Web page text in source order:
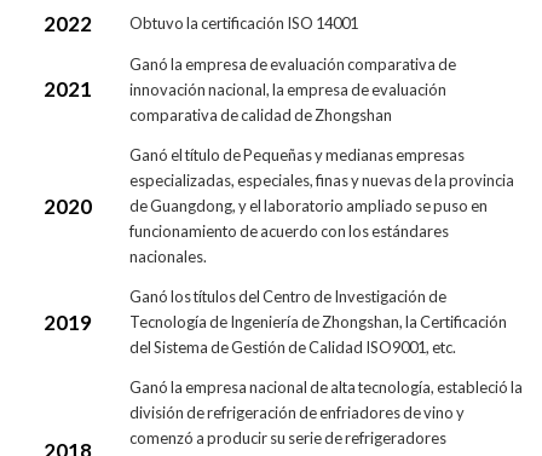
2022 Obtuvo la certificación ISO 14001
2021
Ganó la empresa de evaluación comparativa de
innovación nacional, la empresa de evaluación
comparativa de calidad de Zhongshan
2020
Ganó el título de Pequeñas y medianas empresas
especializadas, especiales, finas y nuevas de la provincia
de Guangdong, y el laboratorio ampliado se puso en
funcionamiento de acuerdo con los estándares
nacionales.
2019
Ganó los títulos del Centro de Investigación de
Tecnología de Ingeniería de Zhongshan, la Certificación
del Sistema de Gestión de Calidad ISO9001, etc.
Ganó la empresa nacional de alta tecnología, estableció la
división de refrigeración de enfriadores de vino y
comenzó a producir su serie de refrigeradores